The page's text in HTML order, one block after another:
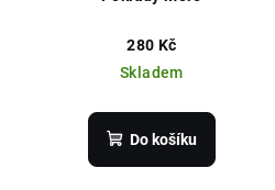
280 Kč
Skladem
Do košíku